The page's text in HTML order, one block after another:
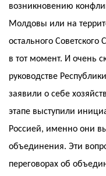
возникновению
Молдовы или на
остального
в тот момент. И очень
руководстве
заявили о себе
этапе выступили
Россией, именно они
объединения. Эти
переговорах об